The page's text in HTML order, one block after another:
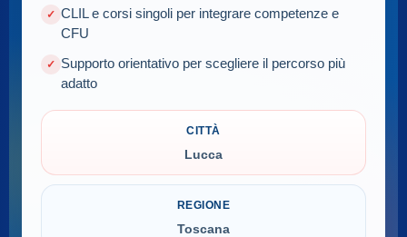
CLIL e corsi singoli per integrare competenze e
CFU
Supporto orientativo per scegliere il percorso più
adatto
CITTÀ
Lucca
REGIONE
Toscana